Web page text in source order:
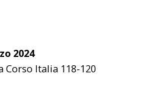
2024
Corso Italia 118-120